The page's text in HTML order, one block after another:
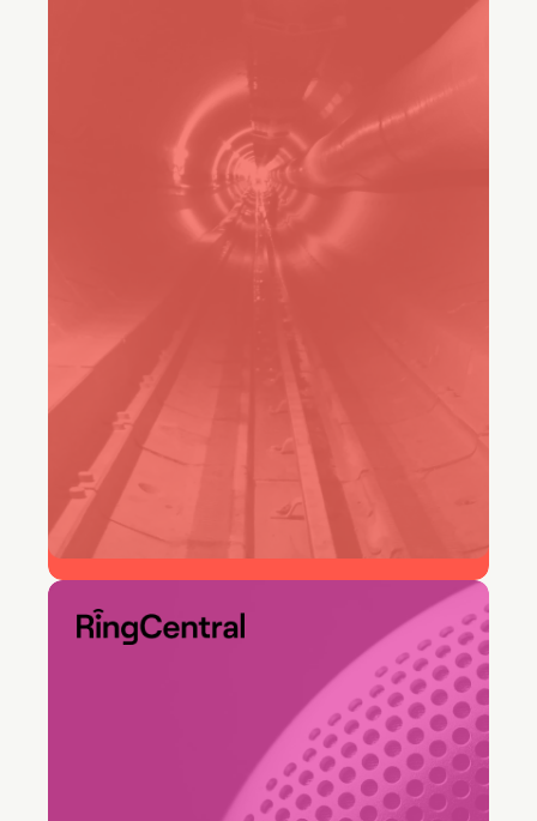
Freshservice is van cruciaal
Senior IT Business Services Manager, Customers
Stories Vermeer
"We hebben goede feedback
gekregen van verschillende
afdelingen. Naast de afdelingen
die deelnamen aan de lancering,
benaderen Marketing en Sales
ons nu ook voor unieke